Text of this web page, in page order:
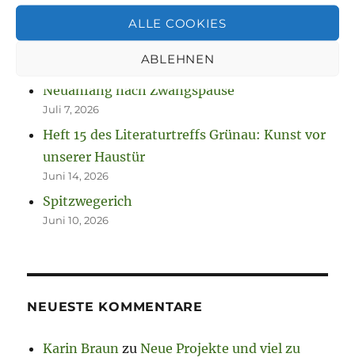
ALLE COOKIES
ABLEHNEN
So spannend kann Leben sein.
Neuanfang nach Zwangspause
Juli 7, 2026
Heft 15 des Literaturtreffs Grünau: Kunst vor
unserer Haustür
Juni 14, 2026
Spitzwegerich
Juni 10, 2026
NEUESTE KOMMENTARE
Karin Braun zuNeue Projekte und viel zu